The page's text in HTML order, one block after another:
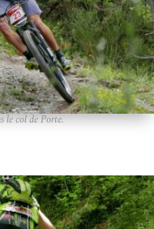
le col de Porte.